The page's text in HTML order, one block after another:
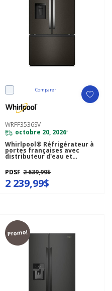
Comparer
WRFF3536SV
octobre 20, 2026*
Whirlpool® Réfrigérateur à
portes françaises avec
distributeur d'eau et
porte - 36 po - 30 pi cu
WRFF3536SV
PDSF 2 639,99$
2 239,99$
Promo!